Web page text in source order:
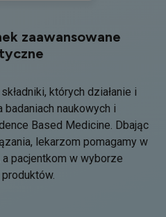
zaawansowane
których działanie i
naukowych i
Based Medicine. Dbając
lekarzom pomagamy w
a pacjentkom w wyborze